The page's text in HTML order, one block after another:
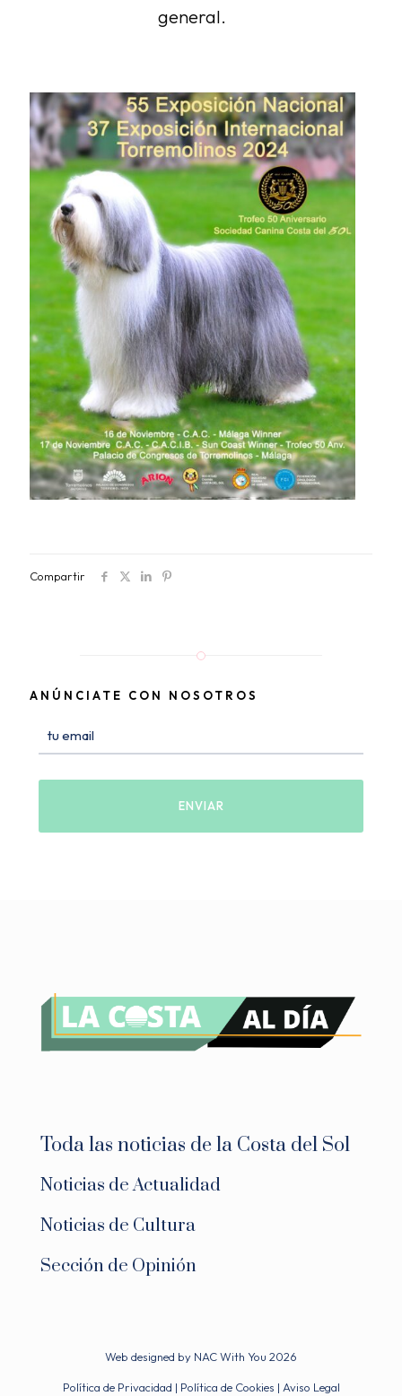
general.
Compartir
ANÚNCIATE CON NOSOTROS
Toda las noticias de la Costa del Sol
Noticias de Actualidad
Noticias de Cultura
Sección de Opinión
Web designed by NAC With You 2026
Política de Privacidad | Política de Cookies | Aviso Legal